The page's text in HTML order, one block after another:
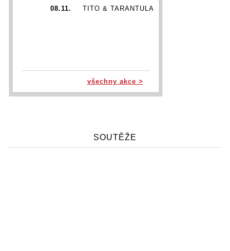
08.11.
TITO & TARANTULA
všechny akce >
SOUTĚŽE